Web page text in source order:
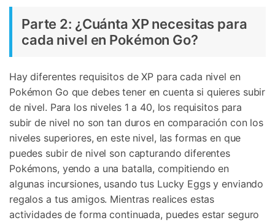
Parte 2: ¿Cuánta XP necesitas para
cada nivel en Pokémon Go?
Hay diferentes requisitos de XP para cada nivel en
Pokémon Go que debes tener en cuenta si quieres subir
de nivel. Para los niveles 1 a 40, los requisitos para
subir de nivel no son tan duros en comparación con los
niveles superiores, en este nivel, las formas en que
puedes subir de nivel son capturando diferentes
Pokémons, yendo a una batalla, compitiendo en
algunas incursiones, usando tus Lucky Eggs y enviando
regalos a tus amigos. Mientras realices estas
actividades de forma continuada, puedes estar seguro